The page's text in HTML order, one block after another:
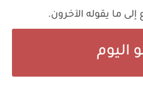
ما يقوله الآخرون.
اليوم